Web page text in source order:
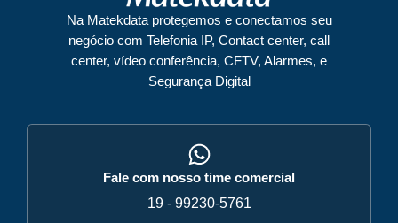
Na Matekdata protegemos e conectamos seu
negócio com Telefonia IP, Contact center, call
center, vídeo conferência, CFTV, Alarmes, e
Segurança Digital
Fale com nosso time comercial
19 - 99230-5761